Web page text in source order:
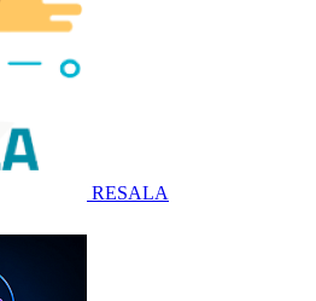
RESALA